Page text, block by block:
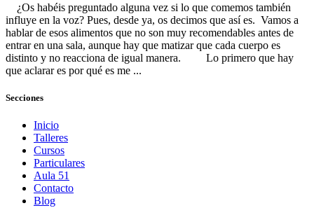
¿Os habéis preguntado alguna vez si lo que comemos también
influye en la voz? Pues, desde ya, os decimos que así es. Vamos a
hablar de esos alimentos que no son muy recomendables antes de
entrar en una sala, aunque hay que matizar que cada cuerpo es
distinto y no reacciona de igual manera. Lo primero que hay
que aclarar es por qué es me ...
Secciones
Inicio
Talleres
Cursos
Particulares
Aula 51
Contacto
Blog